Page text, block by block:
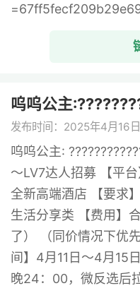
呜呜公主
发布时间：2025年4月16日
呜呜公主:
～LV7达人招募 【平
全新高端酒店 【要求
生活分享类 【费用】
了） （同价情况下优
间】4月11日～4月15
晚24：00，微反选后